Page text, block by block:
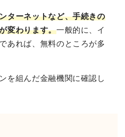
ターネットなど、手続きの
変わります。一般的に、イ
あれば、無料のところが多
を組んだ金融機関に確認し